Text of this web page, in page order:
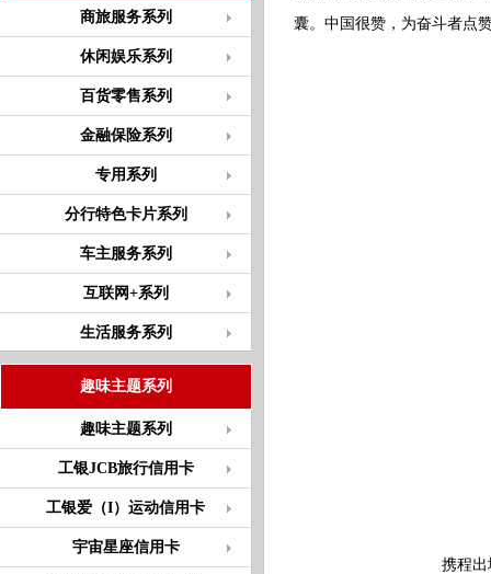
商旅服务系列
休闲娱乐系列
百货零售系列
金融保险系列
专用系列
分行特色卡片系列
车主服务系列
互联网+系列
生活服务系列
趣味主题系列
趣味主题系列
工银JCB旅行信用卡
工银爱（I）运动信用卡
宇宙星座信用卡
囊。中国很赞，为奋斗者点
携程出